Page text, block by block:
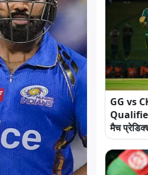
GG vs
Qualifier
मैच